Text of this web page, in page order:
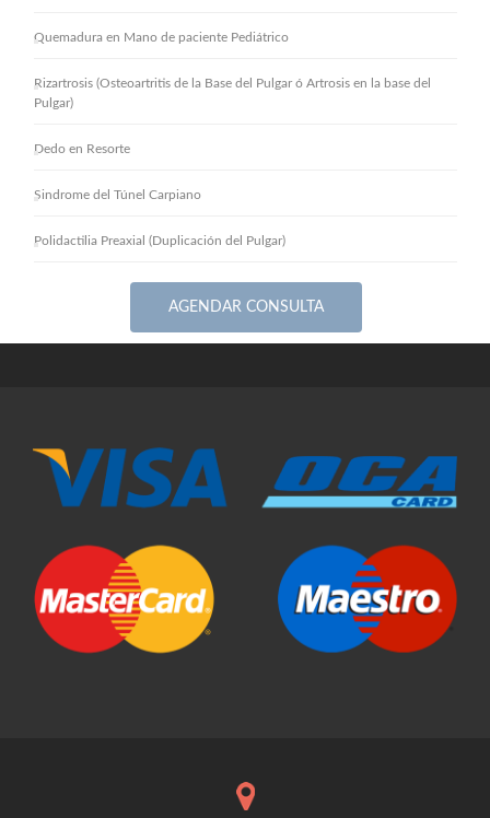
Quemadura en Mano de paciente Pediátrico
Rizartrosis (Osteoartritis de la Base del Pulgar ó Artrosis en la base del
Pulgar)
Dedo en Resorte
Sindrome del Túnel Carpiano
Polidactilia Preaxial (Duplicación del Pulgar)
AGENDAR CONSULTA